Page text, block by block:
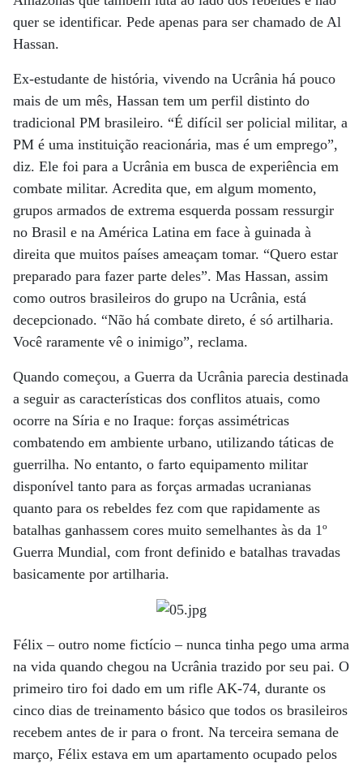
quer se identificar. Pede apenas para ser chamado de Al
Hassan.
Ex-estudante de história, vivendo na Ucrânia há pouco
mais de um mês, Hassan tem um perfil distinto do
tradicional PM brasileiro. “É difícil ser policial militar, a
PM é uma instituição reacionária, mas é um emprego”,
diz. Ele foi para a Ucrânia em busca de experiência em
combate militar. Acredita que, em algum momento,
grupos armados de extrema esquerda possam ressurgir
no Brasil e na América Latina em face à guinada à
direita que muitos países ameaçam tomar. “Quero estar
preparado para fazer parte deles”. Mas Hassan, assim
como outros brasileiros do grupo na Ucrânia, está
decepcionado. “Não há combate direto, é só artilharia.
Você raramente vê o inimigo”, reclama.
Quando começou, a Guerra da Ucrânia parecia destinada
a seguir as características dos conflitos atuais, como
ocorre na Síria e no Iraque: forças assimétricas
combatendo em ambiente urbano, utilizando táticas de
guerrilha. No entanto, o farto equipamento militar
disponível tanto para as forças armadas ucranianas
quanto para os rebeldes fez com que rapidamente as
batalhas ganhassem cores muito semelhantes às da 1º
Guerra Mundial, com front definido e batalhas travadas
basicamente por artilharia.
Félix – outro nome fictício – nunca tinha pego uma arma
na vida quando chegou na Ucrânia trazido por seu pai. O
primeiro tiro foi dado em um rifle AK-74, durante os
cinco dias de treinamento básico que todos os brasileiros
recebem antes de ir para o front. Na terceira semana de
março, Félix estava em um apartamento ocupado pelos